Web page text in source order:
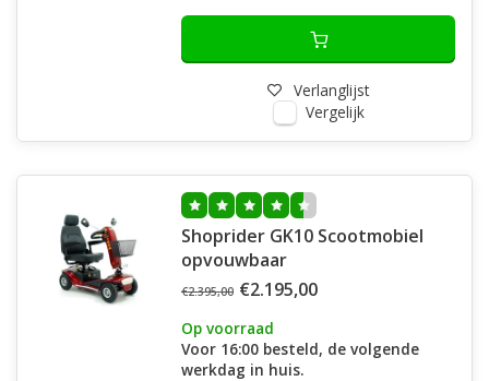
Verlanglijst
Vergelijk
Shoprider GK10 Scootmobiel
opvouwbaar
€2.395,00 €2.195,00
Op voorraad
Voor 16:00 besteld, de volgende
werkdag in huis.